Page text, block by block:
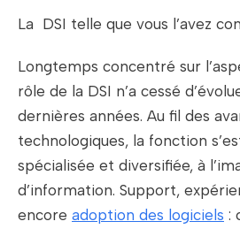
La DSI telle que vous l’avez
Longtemps concentré sur
rôle de la DSI n’a cessé
dernières années. Au fil des
technologiques, la fonction
spécialisée et diversifiée, à
d’information. Support,
encore adoption des logiciels :